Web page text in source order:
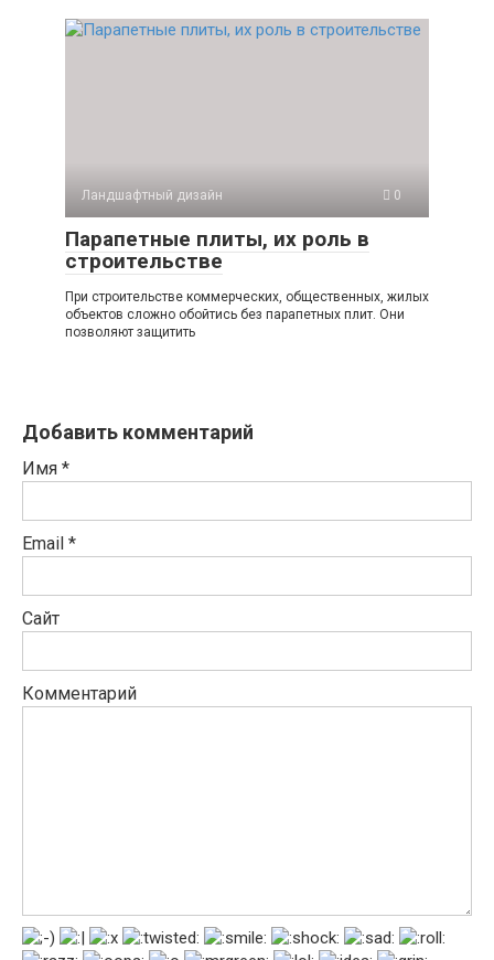
Ландшафтный дизайн 0
Парапетные плиты, их роль в
строительстве
При строительстве коммерческих, общественных, жилых
объектов сложно обойтись без парапетных плит. Они
позволяют защитить
Добавить комментарий
Имя *
Email *
Сайт
Комментарий